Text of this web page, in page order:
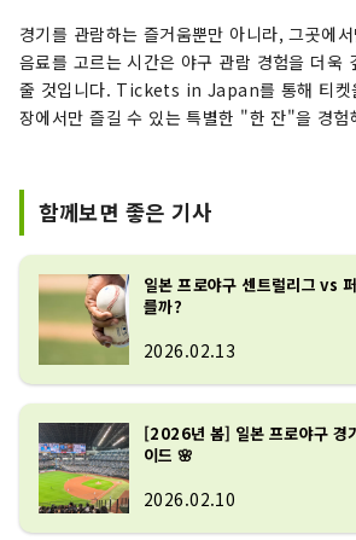
경기를 관람하는 즐거움뿐만 아니라, 그곳에
음료를 고르는 시간은 야구 관람 경험을 더욱
줄 것입니다. Tickets in Japan를 통해 티켓
장에서만 즐길 수 있는 특별한 "한 잔"을 경험
함께보면 좋은 기사
일본 프로야구 센트럴리그 vs
를까?
2026.02.13
[2026년 봄] 일본 프로야구 경
이드 🌸
2026.02.10